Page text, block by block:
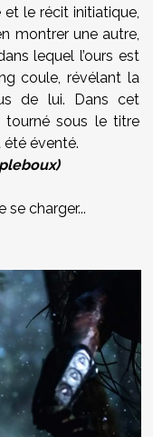
le récit initiatique,
montrer une autre,
lequel l’ours est
coule, révélant la
de lui. Dans cet
tourné sous le titre
été éventé.
charger...